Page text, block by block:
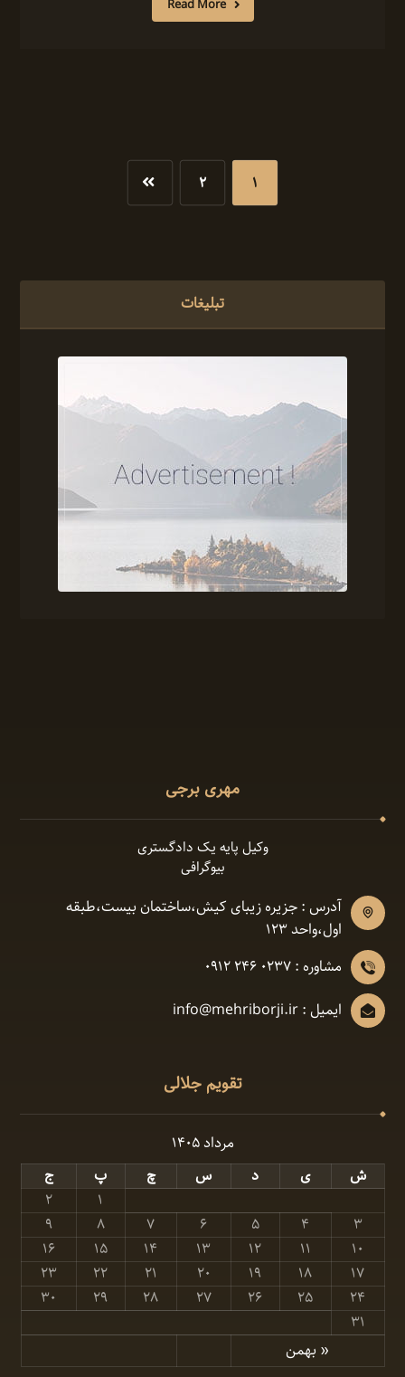
Read More
۱ ۲
تبلیغات
مهری برجی
وکیل پایه یک دادگستری
بیوگرافی
آدرس : جزیره زیبای کیش،ساختمان بیست،طبقه
اول،واحد ١٢٣
مشاوره : 0237 246 0912
ایمیل : info@mehriborji.ir
تقویم جلالی
مرداد ۱۴۰۵
ش
ی د س چ پ ج
« بهمن
۱
۲
۳
۴ ۵ ۶ ۷ ۸
۹
۱۰
۱۱ ۱۲ ۱۳ ۱۴ ۱۵
۱۶
۱۷
۱۸ ۱۹ ۲۰ ۲۱ ۲۲
۲۳
۲۴
۲۵ ۲۶ ۲۷ ۲۸ ۲۹
۳۰
۳۱